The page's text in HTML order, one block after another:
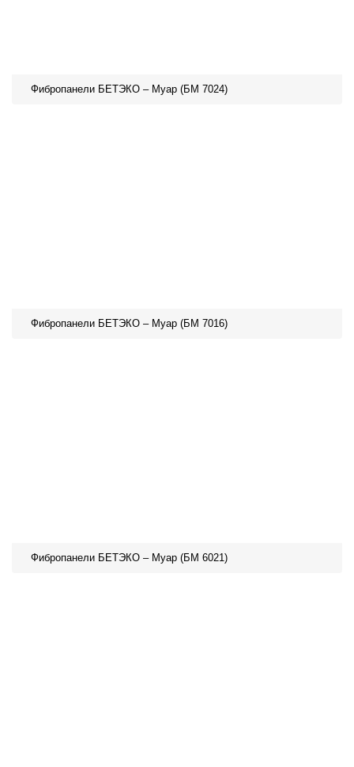
Фибропанели БЕТЭКО – Муар (БМ 7024)
Фибропанели БЕТЭКО – Муар (БМ 7016)
Фибропанели БЕТЭКО – Муар (БМ 6021)